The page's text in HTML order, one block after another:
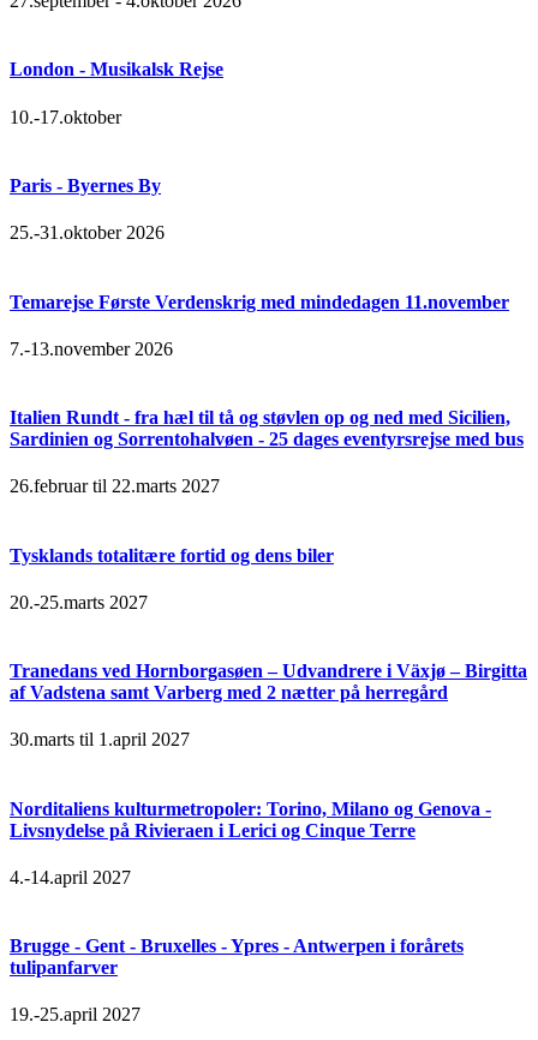
London - Musikalsk Rejse
10.-17.oktober
Paris - Byernes By
25.-31.oktober 2026
Temarejse Første Verdenskrig med mindedagen 11.november
7.-13.november 2026
Italien Rundt - fra hæl til tå og støvlen op og ned med Sicilien,
Sardinien og Sorrentohalvøen - 25 dages eventyrsrejse med bus
26.februar til 22.marts 2027
Tysklands totalitære fortid og dens biler
20.-25.marts 2027
Tranedans ved Hornborgasøen – Udvandrere i Växjø – Birgitta
af Vadstena samt Varberg med 2 nætter på herregård
30.marts til 1.april 2027
Norditaliens kulturmetropoler: Torino, Milano og Genova -
Livsnydelse på Rivieraen i Lerici og Cinque Terre
4.-14.april 2027
Brugge - Gent - Bruxelles - Ypres - Antwerpen i forårets
tulipanfarver
19.-25.april 2027